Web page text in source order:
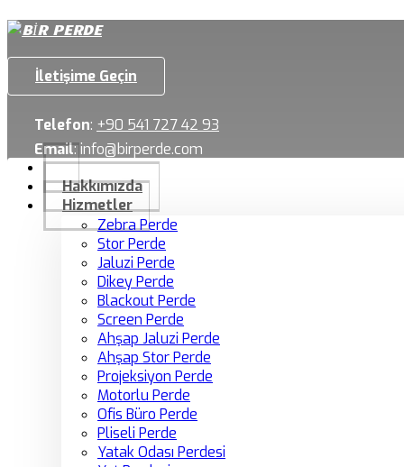
İletişime Geçin
Telefon: +90 541 727 42 93
Email:info@birperde.com
Hakkımızda
Hizmetler
Zebra Perde
Stor Perde
Jaluzi Perde
Dikey Perde
Blackout Perde
Screen Perde
Ahşap Jaluzi Perde
Ahşap Stor Perde
Projeksiyon Perde
Motorlu Perde
Ofis Büro Perde
Pliseli Perde
Yatak Odası Perdesi